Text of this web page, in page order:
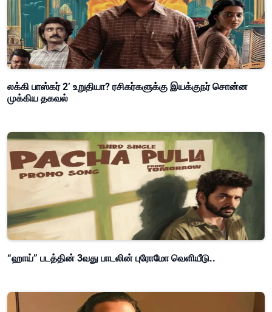
லக்கி பாஸ்கர் 2’ உறுதியா? ரசிகர்களுக்கு இயக்குநர் சொன்ன
முக்கிய தகவல்
“ஹாய்” படத்தின் 3வது பாடலின் புரோமோ வெளியீடு..